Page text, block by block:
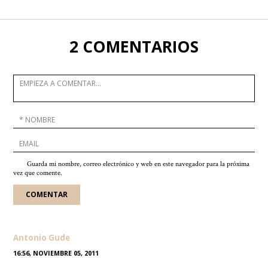
2 COMENTARIOS
Guarda mi nombre, correo electrónico y web en este navegador para la próxima
vez que comente.
Antonio Gude
16:56, NOVIEMBRE 05, 2011